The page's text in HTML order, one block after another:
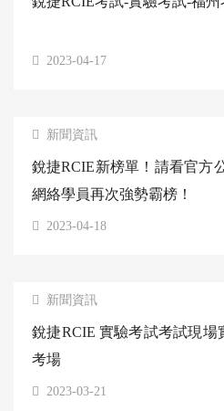
2023-04-17
新聞資訊
銳捷RCIE新榜單！請看官方
網絡學員再次強勢霸榜！
2023-04-18
新聞資訊
銳捷RCIE 實驗考試考試現場
考場
2023-03-21